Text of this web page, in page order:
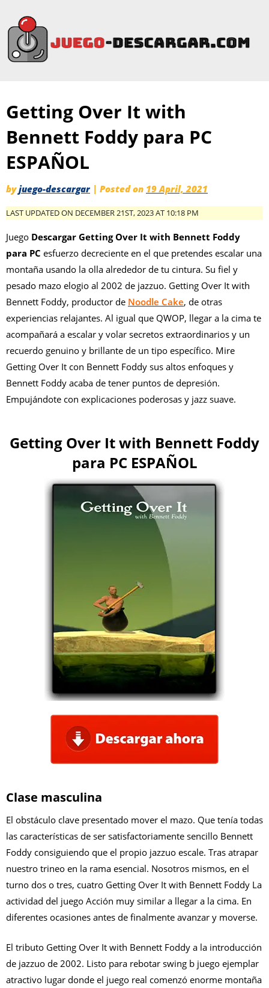
Getting Over It with
Bennett Foddy para PC
ESPAÑOL
byjuego-descargar | Posted on 19 April, 2021
LAST UPDATED ON DECEMBER 21ST, 2023 AT 10:18 PM
Juego Descargar Getting Over It with Bennett Foddy
para PC esfuerzo decreciente en el que pretendes escalar una
montaña usando la olla alrededor de tu cintura. Su fiel y
pesado mazo elogio al 2002 de jazzuo. Getting Over It with
Bennett Foddy, productor de Noodle Cake, de otras
experiencias relajantes. Al igual que QWOP, llegar a la cima te
acompañará a escalar y volar secretos extraordinarios y un
recuerdo genuino y brillante de un tipo específico. Mire
Getting Over It con Bennett Foddy sus altos enfoques y
Bennett Foddy acaba de tener puntos de depresión.
Empujándote con explicaciones poderosas y jazz suave.
Getting Over It with Bennett Foddy
para PC ESPAÑOL
Clase masculina
El obstáculo clave presentado mover el mazo. Que tenía todas
las características de ser satisfactoriamente sencillo Bennett
Foddy consiguiendo que el propio jazzuo escale. Tras atrapar
nuestro trineo en la rama esencial. Nosotros mismos, en el
turno dos o tres, cuatro Getting Over It with Bennett Foddy La
actividad del juego Acción muy similar a llegar a la cima. En
diferentes ocasiones antes de finalmente avanzar y moverse.
El tributo Getting Over It with Bennett Foddy a la introducción
de jazzuo de 2002. Listo para rebotar swing b juego ejemplar
atractivo lugar donde el juego real comenzó enorme montaña